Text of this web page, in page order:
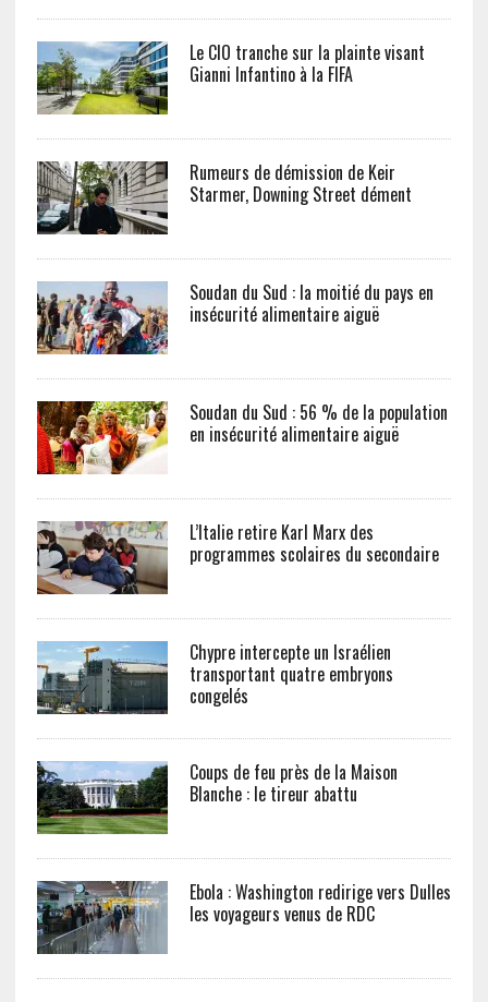
Le CIO tranche sur la plainte visant
Gianni Infantino à la FIFA
Rumeurs de démission de Keir
Starmer, Downing Street dément
Soudan du Sud : la moitié du pays en
insécurité alimentaire aiguë
Soudan du Sud : 56 % de la population
en insécurité alimentaire aiguë
L’Italie retire Karl Marx des
programmes scolaires du secondaire
Chypre intercepte un Israélien
transportant quatre embryons
congelés
Coups de feu près de la Maison
Blanche : le tireur abattu
Ebola : Washington redirige vers Dulles
les voyageurs venus de RDC